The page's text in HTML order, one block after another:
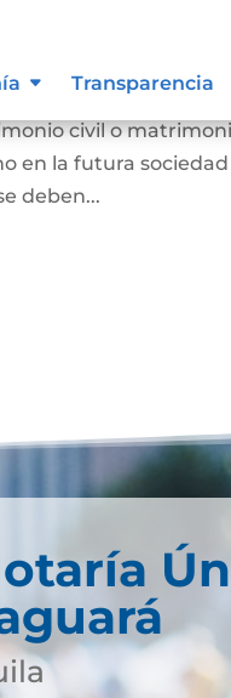
Transparencia
civil o
en la futura sociedad
deben...